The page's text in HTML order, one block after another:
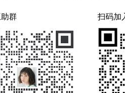
群
扫码加